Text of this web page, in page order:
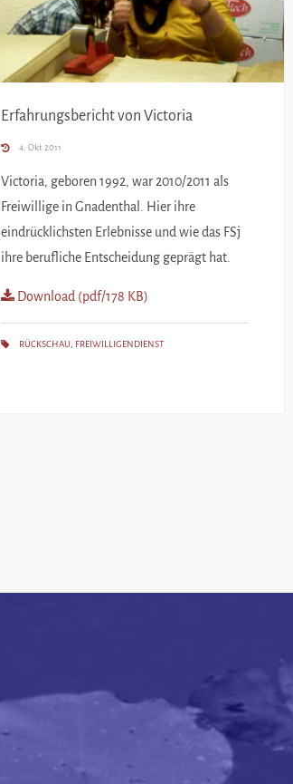
Erfahrungsbericht von Victoria
4. Okt 2011
Victoria, geboren 1992, war 2010/2011 als
Freiwillige in Gnadenthal. Hier ihre
eindrücklichsten Erlebnisse und wie das FSj
ihre berufliche Entscheidung geprägt hat.
Download (pdf/178 KB)
RÜCKSCHAU, FREIWILLIGENDIENST